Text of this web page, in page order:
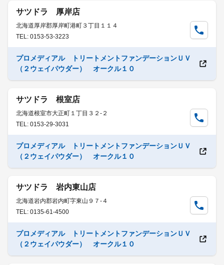
サツドラ 厚岸店
北海道厚岸郡厚岸町港町３丁目１１４
TEL: 0153-53-3223
プロメディアル トリートメントファンデーションＵＶ
（２ウェイパウダー） オークル１０
サツドラ 根室店
北海道根室市大正町１丁目３２-２
TEL: 0153-29-3031
プロメディアル トリートメントファンデーションＵＶ
（２ウェイパウダー） オークル１０
サツドラ 岩内東山店
北海道岩内郡岩内町字東山９７-４
TEL: 0135-61-4500
プロメディアル トリートメントファンデーションＵＶ
（２ウェイパウダー） オークル１０